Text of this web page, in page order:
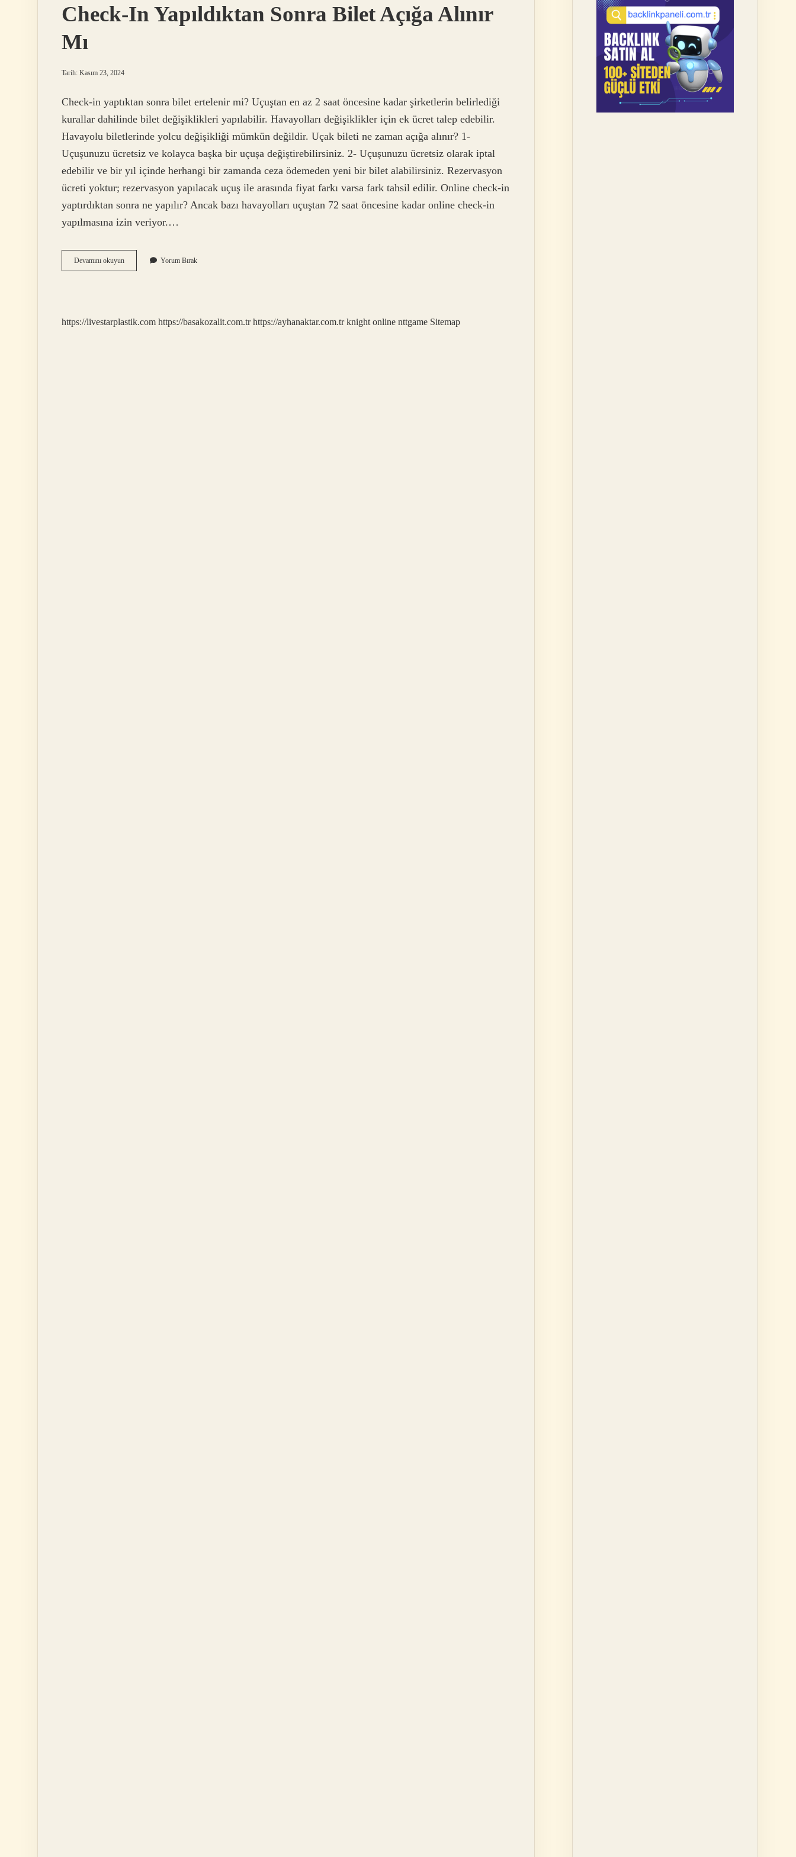
Check-In Yapıldıktan Sonra Bilet Açığa Alınır
Mı
Tarih: Kasım 23, 2024
Check-in yaptıktan sonra bilet ertelenir mi? Uçuştan en az 2 saat öncesine kadar şirketlerin belirlediği
kurallar dahilinde bilet değişiklikleri yapılabilir. Havayolları değişiklikler için ek ücret talep edebilir.
Havayolu biletlerinde yolcu değişikliği mümkün değildir. Uçak bileti ne zaman açığa alınır? 1-
Uçuşunuzu ücretsiz ve kolayca başka bir uçuşa değiştirebilirsiniz. 2- Uçuşunuzu ücretsiz olarak iptal
edebilir ve bir yıl içinde herhangi bir zamanda ceza ödemeden yeni bir bilet alabilirsiniz. Rezervasyon
ücreti yoktur; rezervasyon yapılacak uçuş ile arasında fiyat farkı varsa fark tahsil edilir. Online check-in
yaptırdıktan sonra ne yapılır? Ancak bazı havayolları uçuştan 72 saat öncesine kadar online check-in
yapılmasına izin veriyor.…
Devamını okuyunCheck-
In
Alınır
Yorum Bırak
https://livestarplastik.com https://basakozalit.com.tr https://ayhanaktar.com.tr knight online nttgame Sitemap